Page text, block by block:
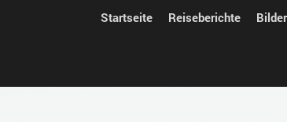
Startseite Reiseberichte